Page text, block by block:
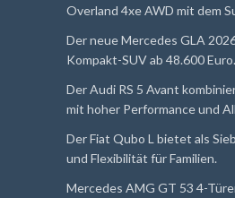
Overland 4xe AWD mit dem
Der neue Mercedes GLA
Kompakt-SUV ab 48.600 Euro.
Der Audi RS 5 Avant
mit hoher Performance und
Der Fiat Qubo L bietet als
und Flexibilität für Familien.
Mercedes AMG GT 53 4-